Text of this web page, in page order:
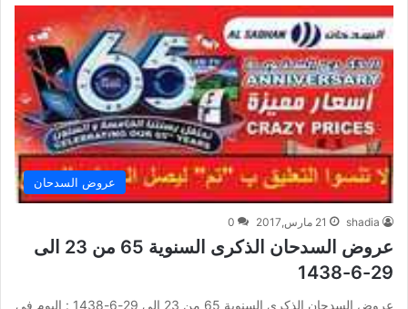
عروض السدحان
shadia 21 مارس,2017 0
عروض السدحان الذكرى السنوية 65 من 23 الى
29-6-1438
عروض السدحان الذكرى السنوية 65 من 23 الى 29-6-1438 : اليوم في